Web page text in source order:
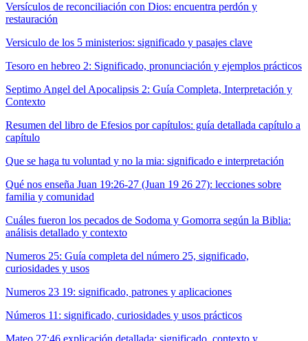
Versículos de reconciliación con Dios: encuentra perdón y
restauración
Versiculo de los 5 ministerios: significado y pasajes clave
Tesoro en hebreo 2: Significado, pronunciación y ejemplos prácticos
Septimo Angel del Apocalipsis 2: Guía Completa, Interpretación y
Contexto
Resumen del libro de Efesios por capítulos: guía detallada capítulo a
capítulo
Que se haga tu voluntad y no la mia: significado e interpretación
Qué nos enseña Juan 19:26-27 (Juan 19 26 27): lecciones sobre
familia y comunidad
Cuáles fueron los pecados de Sodoma y Gomorra según la Biblia:
análisis detallado y contexto
Numeros 25: Guía completa del número 25, significado,
curiosidades y usos
Numeros 23 19: significado, patrones y aplicaciones
Números 11: significado, curiosidades y usos prácticos